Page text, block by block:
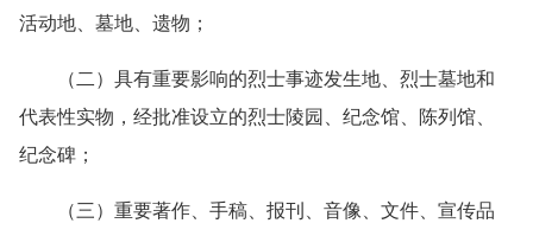
活动地、墓地、遗物；
（二）具有重要影响的烈士事迹发生地、烈士墓地和
代表性实物，经批准设立的烈士陵园、纪念馆、陈列馆、
纪念碑；
（三）重要著作、手稿、报刊、音像、文件、宣传品